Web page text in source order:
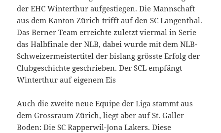
der EHC Winterthur aufgestiegen. Die Mannschaft
aus dem Kanton Zürich trifft auf den SC Langenthal.
Das Berner Team erreichte zuletzt viermal in Serie
das Halbfinale der NLB, dabei wurde mit dem NLB-
Schweizermeistertitel der bislang grösste Erfolg der
Clubgeschichte geschrieben. Der SCL empfängt
Winterthur auf eigenem Eis
Auch die zweite neue Equipe der Liga stammt aus
dem Grossraum Zürich, liegt aber auf St. Galler
Boden: Die SC Rapperwil-Jona Lakers. Diese